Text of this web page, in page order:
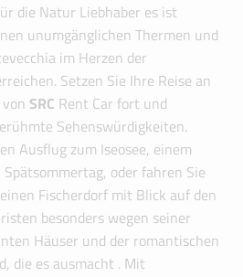
die Natur Liebhaber es ist
unumgänglichen Thermen und
im Herzen der
Setzen Sie Ihre Reise an
SRC Rent Car fort und
Sehenswürdigkeiten.
Ausflug zum Iseosee, einem
oder fahren Sie
Fischerdorf mit Blick auf den
besonders wegen seiner
Häuser und der romantischen
die es ausmacht . Mit